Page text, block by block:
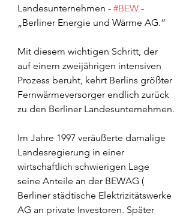
Landesunternehmen - #BEW -
„Berliner Energie und Wärme AG.“
Mit diesem wichtigen Schritt, der
auf einem zweijährigen intensiven
Prozess beruht, kehrt Berlins größter
Fernwärmeversorger endlich zurück
zu den Berliner Landesunternehmen.
Im Jahre 1997 veräußerte damalige
Landesregierung in einer
wirtschaftlich schwierigen Lage
seine Anteile an der BEWAG (
Berliner städtische Elektrizitätswerke
AG an private Investoren. Später